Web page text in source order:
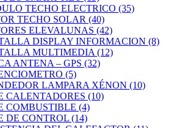
TECHO ELECTRICO (35)
TECHO SOLAR (40)
ELEVALUNAS (42)
DISPLAY INFORMACION (8)
MULTIMEDIA (12)
ANTENA – GPS (32)
(5)
LAMPARA XÉNON (10)
CALENTADORES (10)
COMBUSTIBLE (4)
DE CONTROL (14)